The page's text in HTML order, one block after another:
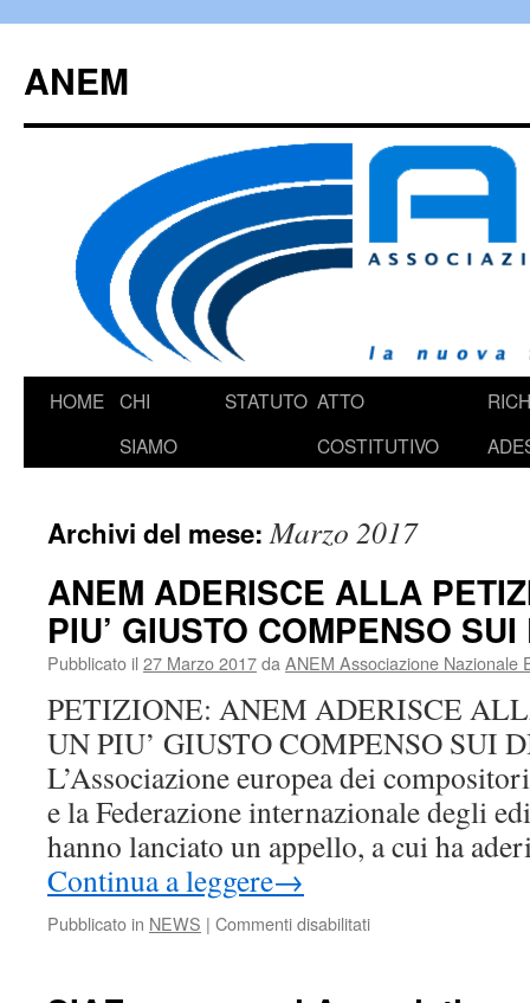
contenuto
ANEM
HOME CHI
SIAMO
STATUTO ATTO
COSTITUTIVO
Archivi del mese:Marzo 2017
ANEM ADERISCE ALLA
PIU’ GIUSTO COMPENSO
Pubblicato il 27 Marzo 2017da ANEM Associazione Nazionale
PETIZIONE: ANEM ADERISCE
UN PIU’ GIUSTO COMPENSO SUI
L’Associazione europea dei
e la Federazione internazionale degli
hanno lanciato un appello, a cui ha
Continua a leggere→
Pubblicato in NEWS | Commenti disabilitatisu